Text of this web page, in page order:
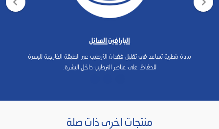
البارافين السائل
مادة مُطرية تساعد في تقليل فقدان الترطيب عبر الطبقة الخارجية للبشرة
للحفاظ على عناصر الترطيب داخل البشرة.
منتجات اخرى ذات صلة